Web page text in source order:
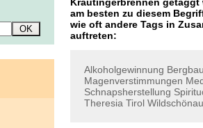
Krautingerbrennen getaggt
am besten zu diesem
wie oft andere Tags in
auftreten:
Alkoholgewinnung
Magenverstimmungen
Schnapsherstellung
Theresia Tirol Wildschönau